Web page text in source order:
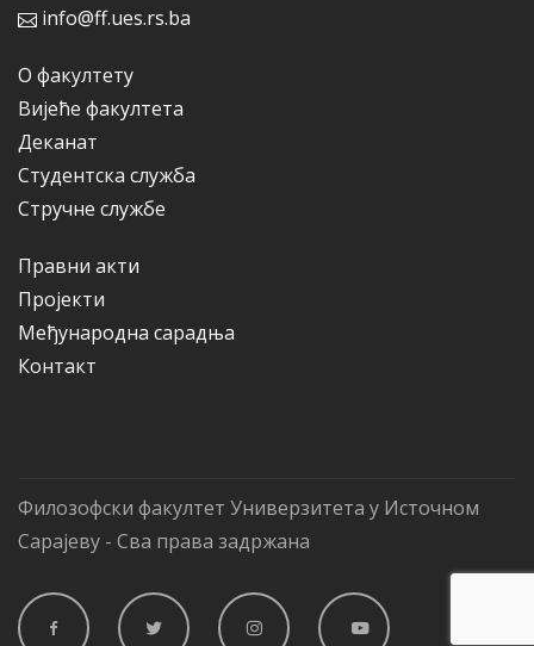
info@ff.ues.rs.ba
О факултету
Вијеће факултета
Деканат
Студентска служба
Стручне службе
Правни акти
Пројекти
Међународна сарадња
Контакт
Филозофски факултет Универзитета у Источном
Сарајеву - Сва права задржана